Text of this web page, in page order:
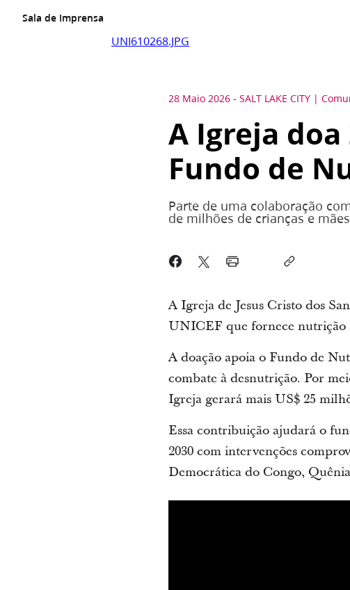
Sala de Imprensa
UNI610268.JPG
28 Maio 2026 - SALT LAKE CITY
A Igreja
Fundo de
Parte de uma colaboração
de milhões de crianças e
A Igreja de Jesus Cristo dos
UNICEF que fornece nutrição
A doação apoia o Fundo de
combate à desnutrição. Por
Igreja gerará mais US$ 25
Essa contribuição ajudará o
2030 com intervenções
Democrática do Congo,